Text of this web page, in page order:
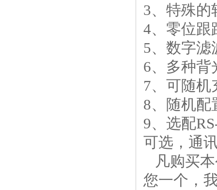
3、特殊的
4、零位跟
5、数字滤
6、多种背
7、可随机
8、随机配
9、选配
可选，通
凡购买本
您一个，